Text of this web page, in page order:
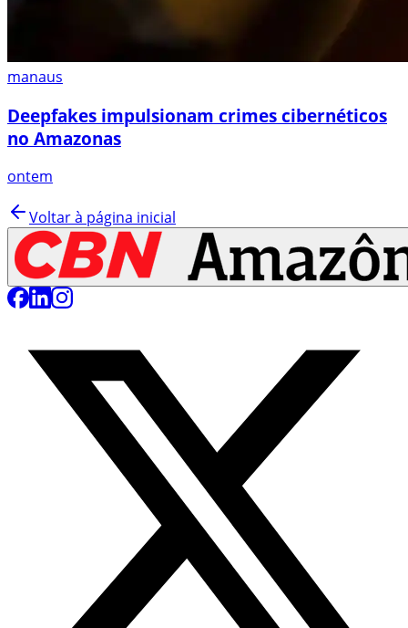
manaus
Deepfakes impulsionam crimes cibernéticos
no Amazonas
ontem
Voltar à página inicial